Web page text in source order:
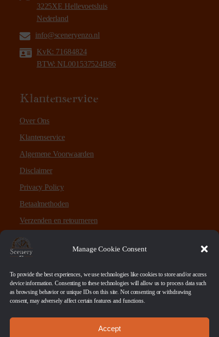
Manage Cookie Consent
To provide the best experiences, we use technologies like cookies to store and/or access
device information. Consenting to these technologies will allow us to process data such
as browsing behavior or unique IDs on this site. Not consenting or withdrawing
consent, may adversely affect certain features and functions.
Accept
3225XE Hellevoetsluis
Nederland
info@sceneryenzo.nl
KvK: 71684824
BTW: NL001537524B86
Klantenservice
Over Ons
Klantenservice
Algemene Voorwaarden
Disclaimer
Privacy Policy
Betaalmethoden
Verzenden en retourneren
Sitemap
Over Scenery en Zo
Scenery en Zo is een webshop voor table-top games en
scenery. Maar ook ruwe materialen, bases en sokkels.